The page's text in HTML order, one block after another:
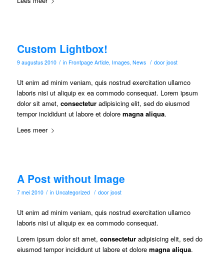
Custom Lightbox!
9 augustus 2010 / in Frontpage Article, Images, News / door joost
Ut enim ad minim veniam, quis nostrud exercitation ullamco
laboris nisi ut aliquip ex ea commodo consequat. Lorem ipsum
dolor sit amet, consecteturadipisicing elit, sed do eiusmod
tempor incididunt ut labore et dolore magna aliqua.
Lees meer
A Post without Image
7 mei 2010 / in Uncategorized / door joost
Ut enim ad minim veniam, quis nostrud exercitation ullamco
laboris nisi ut aliquip ex ea commodo consequat.
Lorem ipsum dolor sit amet, consecteturadipisicing elit, sed do
eiusmod tempor incididunt ut labore et dolore magna aliqua.